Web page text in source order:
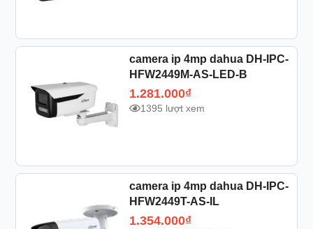
camera ip 4mp dahua DH-IPC-
HFW2449M-AS-LED-B
1.281.000₫
1395 lượt xem
camera ip 4mp dahua DH-IPC-
HFW2449T-AS-IL
1.354.000₫